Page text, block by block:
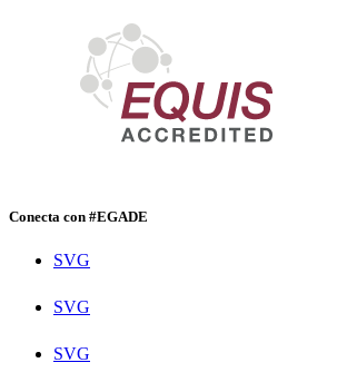
Conecta con #EGADE
SVG
SVG
SVG